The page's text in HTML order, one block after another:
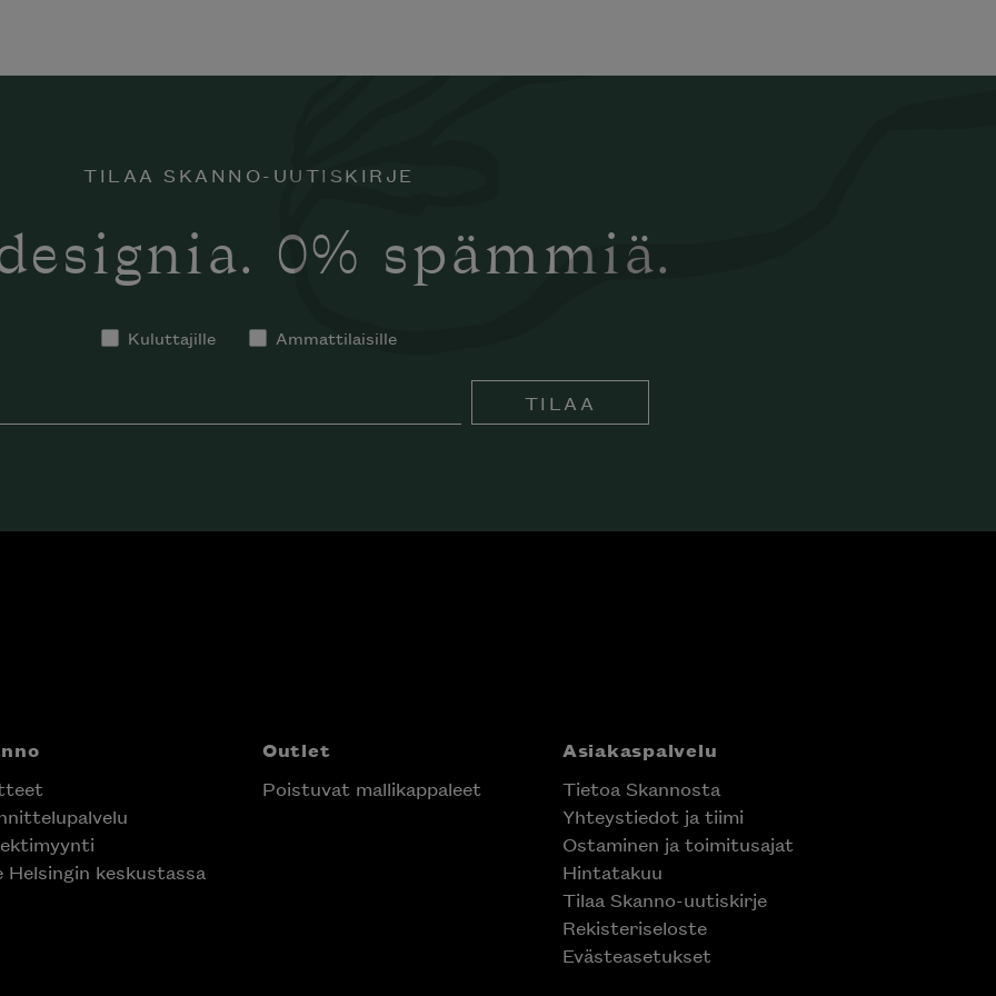
TILAA SKANNO-UUTISKIRJE
0% spämmiä.
Kuluttajille Ammattilaisille
TILAA
Helsingin keskustassa
Outlet
Poistuvat mallikappaleet
Asiakaspalvelu
Tietoa Skannosta
Yhteystiedot ja tiimi
Ostaminen ja toimitusajat
Hintatakuu
Tilaa Skanno-uutiskirje
Rekisteriseloste
Evästeasetukset